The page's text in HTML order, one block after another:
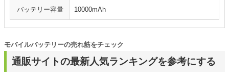
バッテリー容量 10000mAh
通販サイトの最新人気ランキングを参考にする
モバイルバッテリーの売れ筋をチェック